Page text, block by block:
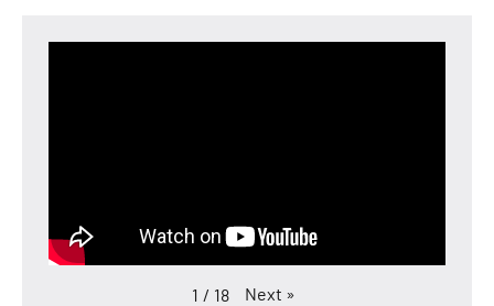
1 / 18 Next »